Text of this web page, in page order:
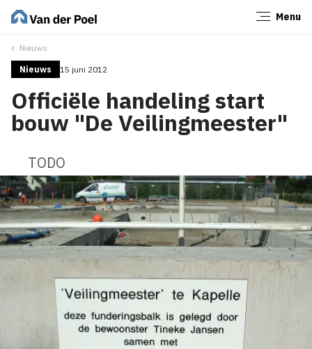
Menu
Nieuws
Nieuws 15 juni 2012
Officiële handeling start
bouw "De Veilingmeester"
TODO
Sluiten